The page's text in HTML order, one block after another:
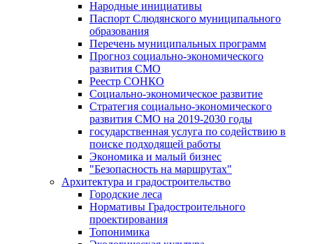
Народные инициативы
Паспорт Слюдянского муниципального
образования
Перечень муниципальных программ
Прогноз социально-экономического
развития СМО
Реестр СОНКО
Социально-экономическое развитие
Стратегия социально-экономического
развития СМО на 2019-2030 годы
государственная услуга по содействию в
поиске подходящей работы
Экономика и малый бизнес
"Безопасность на маршрутах"
Архитектура и градостроительство
Городские леса
Нормативы Градостроительного
проектирования
Топонимика